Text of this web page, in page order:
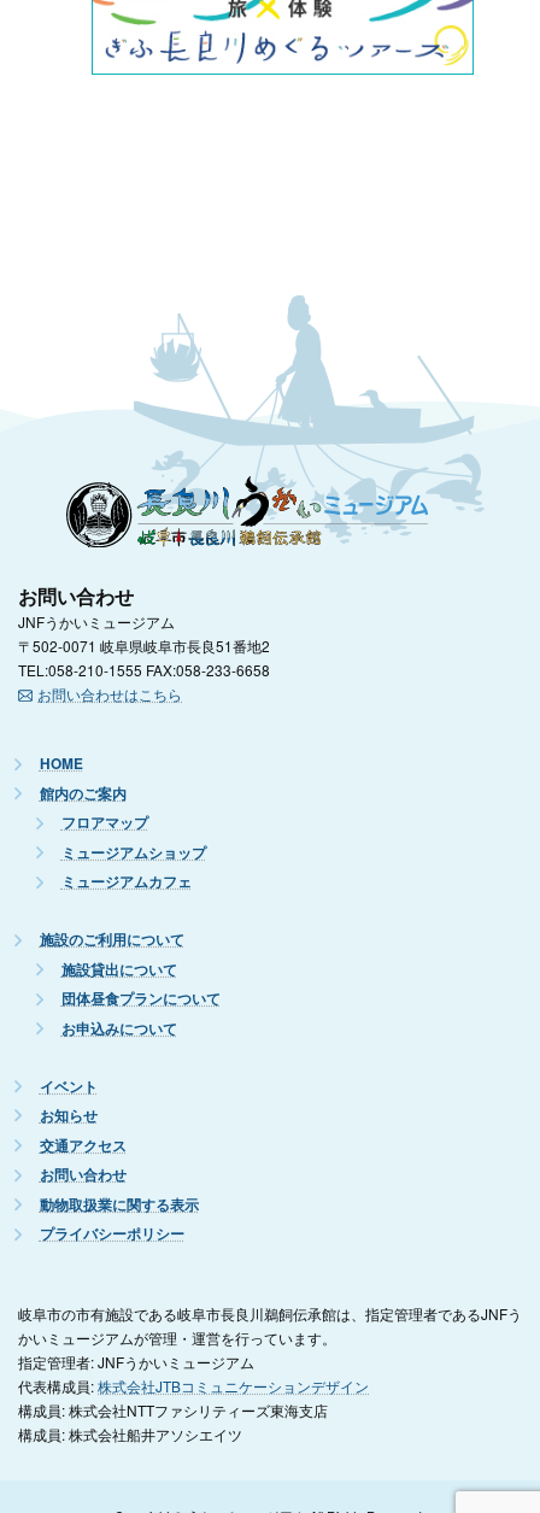
お問い合わせ
JNFうかいミュージアム
〒502-0071 岐阜県岐阜市長良51番地2
TEL:058-210-1555 FAX:058-233-6658
お問い合わせはこちら
HOME
館内のご案内
フロアマップ
ミュージアムショップ
ミュージアムカフェ
施設のご利用について
施設貸出について
団体昼食プランについて
お申込みについて
イベント
お知らせ
交通アクセス
お問い合わせ
動物取扱業に関する表示
プライバシーポリシー
岐阜市の市有施設である岐阜市長良川鵜飼伝承館は、指定管理者であるJNFう
かいミュージアムが管理・運営を行っています。
指定管理者: JNFうかいミュージアム
代表構成員:株式会社JTBコミュニケーションデザイン
構成員: 株式会社NTTファシリティーズ東海支店
構成員: 株式会社船井アソシエイツ